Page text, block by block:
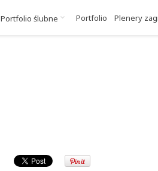
Portfolio ślubne Portfolio Plenery